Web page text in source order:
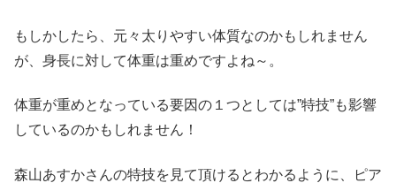
もしかしたら、元々太りやすい体質なのかもしれません
が、身長に対して体重は重めですよね～。
体重が重めとなっている要因の１つとしては”特技”も影響
しているのかもしれません！
森山あすかさんの特技を見て頂けるとわかるように、ピア